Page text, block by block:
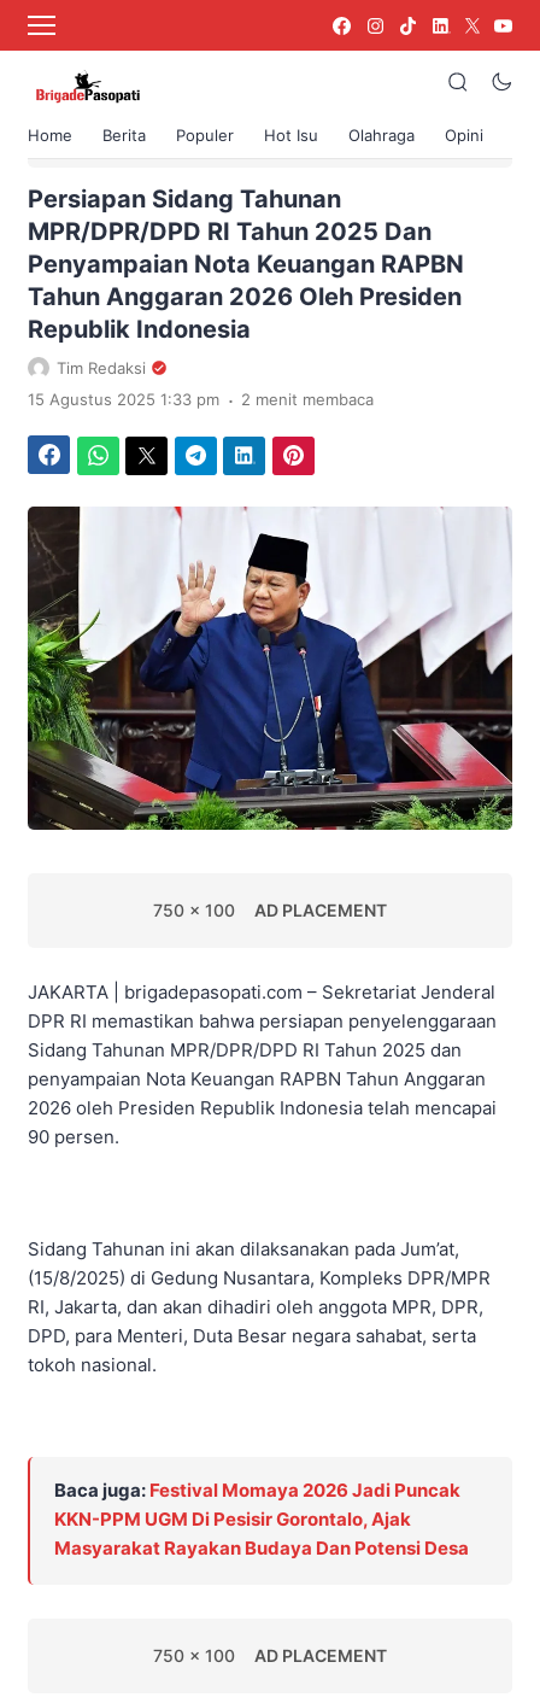
Home Berita Populer Hot Isu Olahraga Opini
›
Persiapan Sidang Tahunan
MPR/DPR/DPD RI Tahun 2025 Dan
Penyampaian Nota Keuangan RAPBN
Tahun Anggaran 2026 Oleh Presiden
Republik Indonesia
Tim Redaksi
15 Agustus 2025 1:33 pm . 2 menit membaca
750 x 100 AD PLACEMENT
JAKARTA | brigadepasopati.com – Sekretariat Jenderal
DPR RI memastikan bahwa persiapan penyelenggaraan
Sidang Tahunan MPR/DPR/DPD RI Tahun 2025 dan
penyampaian Nota Keuangan RAPBN Tahun Anggaran
2026 oleh Presiden Republik Indonesia telah mencapai
90 persen.
Sidang Tahunan ini akan dilaksanakan pada Jum’at,
(15/8/2025) di Gedung Nusantara, Kompleks DPR/MPR
RI, Jakarta, dan akan dihadiri oleh anggota MPR, DPR,
DPD, para Menteri, Duta Besar negara sahabat, serta
tokoh nasional.
Baca juga: Festival Momaya 2026 Jadi Puncak
KKN-PPM UGM Di Pesisir Gorontalo, Ajak
Masyarakat Rayakan Budaya Dan Potensi Desa
750 x 100 AD PLACEMENT